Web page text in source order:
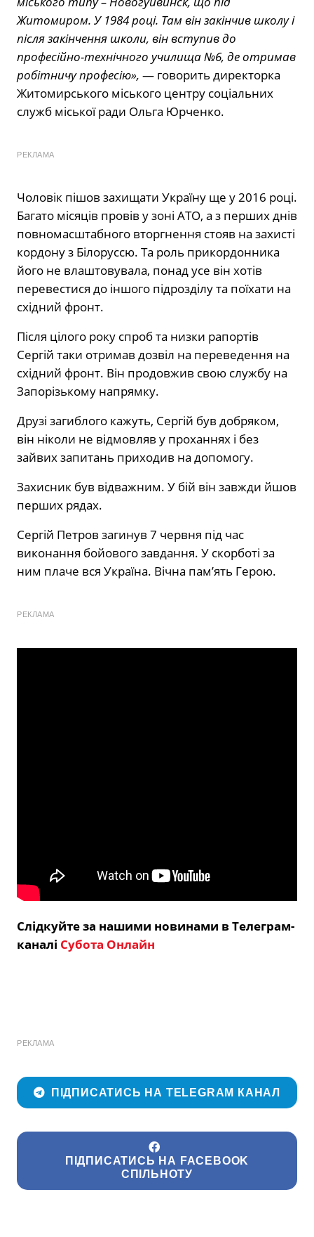
Житомиром. У 1984 році. Там він закінчив школу і
після закінчення школи, він вступив до
професійно-технічного училища №6, де отримав
робітничу професію», — говорить директорка
Житомирського міського центру соціальних
служб міської ради Ольга Юрченко.
РЕКЛАМА
Чоловік пішов захищати Україну ще у 2016 році.
Багато місяців провів у зоні АТО, а з перших днів
повномасштабного вторгнення стояв на захисті
кордону з Білоруссю. Та роль прикордонника
його не влаштовувала, понад усе він хотів
перевестися до іншого підрозділу та поїхати на
східний фронт.
Після цілого року спроб та низки рапортів
Сергій таки отримав дозвіл на переведення на
східний фронт. Він продовжив свою службу на
Запорізькому напрямку.
Друзі загиблого кажуть, Сергій був добряком,
він ніколи не відмовляв у проханнях і без
зайвих запитань приходив на допомогу.
Захисник був відважним. У бій він завжди йшов
перших рядах.
Сергій Петров загинув 7 червня під час
виконання бойового завдання. У скорботі за
ним плаче вся Україна. Вічна пам’ять Герою.
РЕКЛАМА
Слідкуйте за нашими новинами в Телеграм-
каналі Субота Онлайн
РЕКЛАМА
ПІДПИСАТИСЬ НА TELEGRAM КАНАЛ
ПІДПИСАТИСЬ НА FACEBOOK
СПІЛЬНОТУ